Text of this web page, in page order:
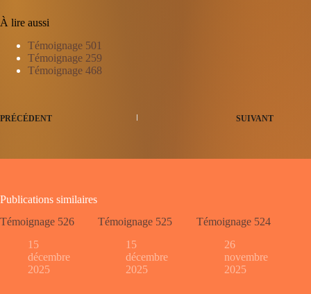
À lire aussi
Témoignage 501
Témoignage 259
Témoignage 468
PRÉCÉDENT SUIVANT
Publications similaires
Témoignage 526
15
décembre
2025
Témoignage 525
15
décembre
2025
Témoignage 524
26
novembre
2025